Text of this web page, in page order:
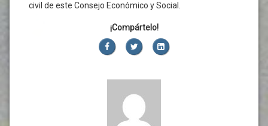
civil de este Consejo Económico y Social.
¡Compártelo!
FacebookTwitterLinkedIn